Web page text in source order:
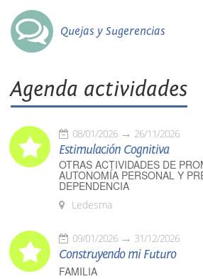
Quejas y Sugerencias
Agenda actividades
08/01/2026 26/11/2026
Estimulación Cognitiva
OTRAS ACTIVIDADES DE
AUTONOMÍA PERSONAL Y
DEPENDENCIA
Ledesma
09/01/2026 31/12/2026
Construyendo mi Futuro
FAMILIA